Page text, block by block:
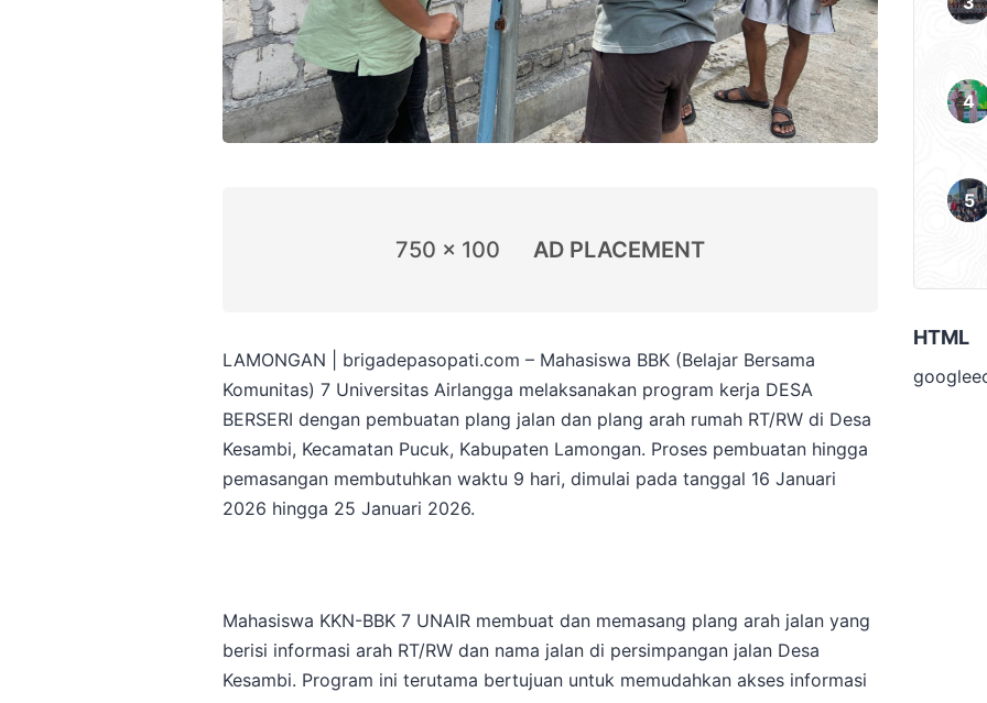
750 x 100 AD PLACEMENT
LAMONGAN | brigadepasopati.com – Mahasiswa BBK (Belajar Bersama
Komunitas) 7 Universitas Airlangga melaksanakan program kerja DESA
BERSERI dengan pembuatan plang jalan dan plang arah rumah RT/RW di Desa
Kesambi, Kecamatan Pucuk, Kabupaten Lamongan. Proses pembuatan hingga
pemasangan membutuhkan waktu 9 hari, dimulai pada tanggal 16 Januari
2026 hingga 25 Januari 2026.
Mahasiswa KKN-BBK 7 UNAIR membuat dan memasang plang arah jalan yang
berisi informasi arah RT/RW dan nama jalan di persimpangan jalan Desa
Kesambi. Program ini terutama bertujuan untuk memudahkan akses informasi
HTML